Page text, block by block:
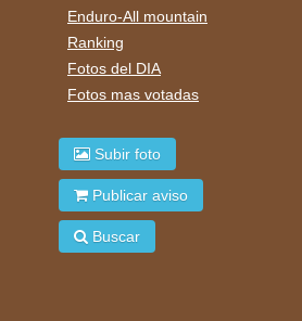
Enduro-All mountain
Ranking
Fotos del DIA
Fotos mas votadas
Subir foto
Publicar aviso
Buscar